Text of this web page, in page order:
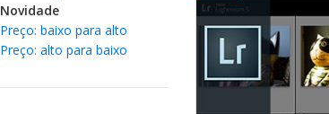
Novidade
Preço: baixo para alto
Preço: alto para baixo